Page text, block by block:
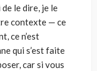
le dire, je le
contexte — ce
ce n’est
qui s’est faite
car si vous